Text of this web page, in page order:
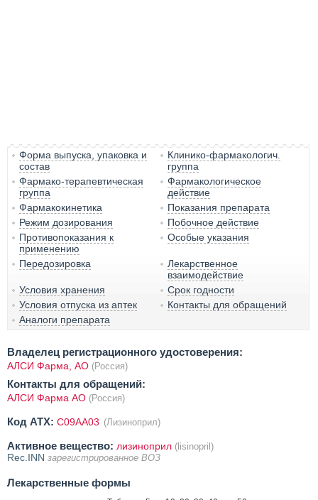
Форма выпуска, упаковка и
состав
Клинико-фармакологич.
группа
Фармако-терапевтическая
группа
Фармакологическое
действие
Фармакокинетика
Показания препарата
Режим дозирования
Побочное действие
Противопоказания к
применению
Особые указания
Передозировка
Лекарственное
взаимодействие
Условия хранения
Срок годности
Условия отпуска из аптек
Контакты для обращений
Аналоги препарата
Владелец регистрационного удостоверения:
АЛСИ Фарма, АО (Россия)
Контакты для обращений:
АЛСИ Фарма АО (Россия)
Код ATX: C09AA03 (Лизиноприл)
Активное вещество: лизиноприл (lisinopril)
Rec.INN зарегистрированное ВОЗ
Лекарственные формы